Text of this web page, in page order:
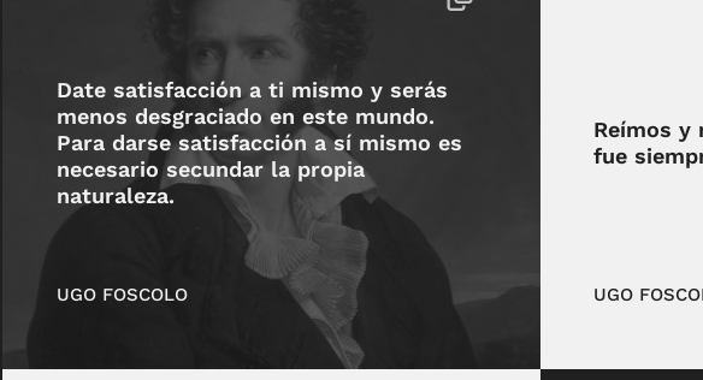
Date satisfacción a ti mismo y serás
menos desgraciado en este mundo.
Para darse satisfacción a sí mismo es
necesario secundar la propia
naturaleza.
UGO FOSCOLO
Reímos y
fue
UGO